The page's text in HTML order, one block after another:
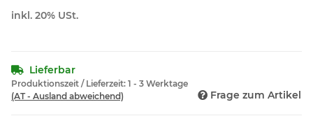
inkl. 20% USt.
Lieferbar
Produktionszeit / Lieferzeit: 1 - 3 Werktage
(AT - Ausland abweichend)
Frage zum Artikel